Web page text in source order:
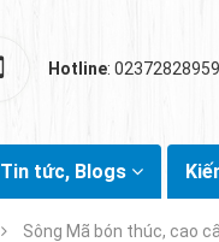
Hotline: 02372828959
Tin tức, Blogs
Sông Mã bón thúc, cao